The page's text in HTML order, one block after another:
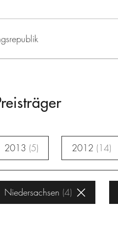
2013 5 2012 14
Niedersachsen 4